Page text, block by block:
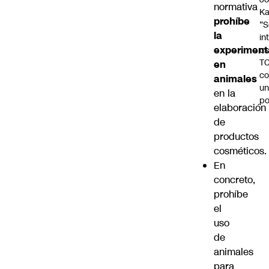
normativa
prohíbe
la
en
animales
en la
elaboración
de
productos
cosméticos.
En
concreto,
prohíbe
el
uso
de
animales
para